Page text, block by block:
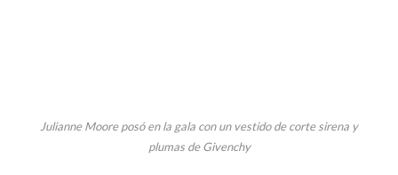
Julianne Moore posó en la gala con un vestido de corte sirena y
plumas de Givenchy